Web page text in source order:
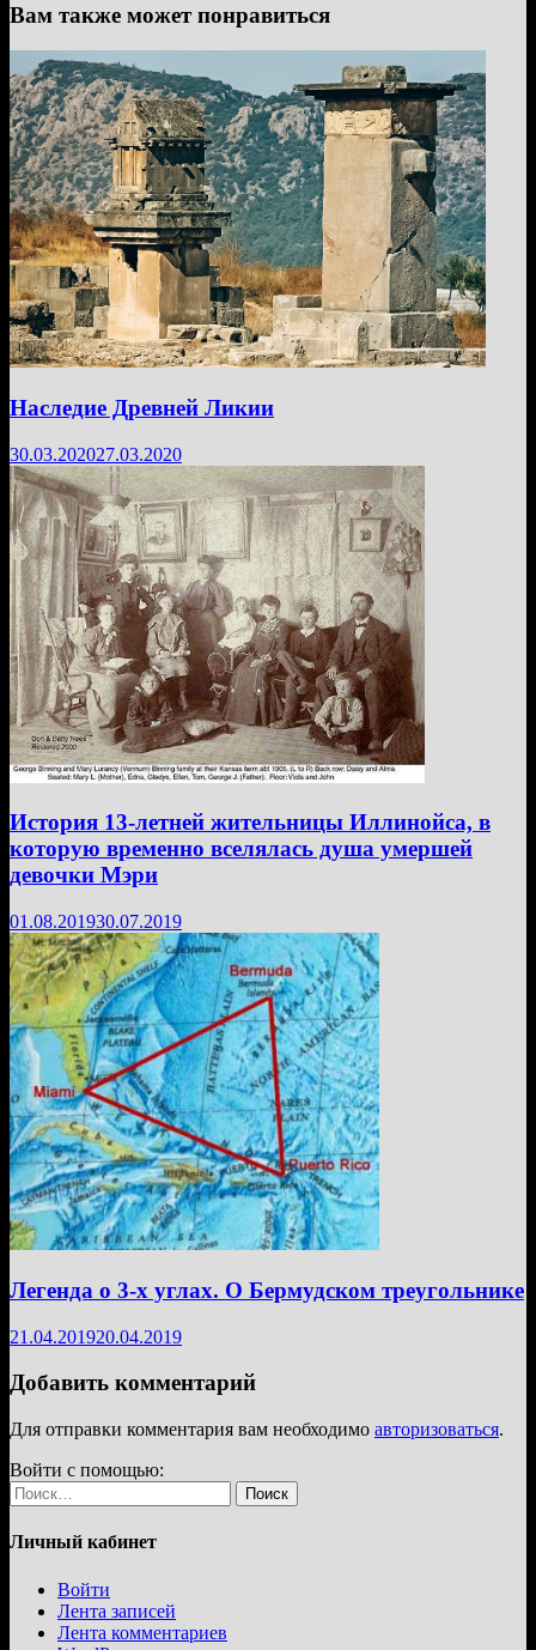
Вам также может понравиться
Наследие Древней Ликии
30.03.202027.03.2020
История 13-летней жительницы Иллинойса, в
которую временно вселялась душа умершей
девочки Мэри
01.08.201930.07.2019
Легенда о 3-х углах. О Бермудском треугольнике
21.04.201920.04.2019
Добавить комментарий
Для отправки комментария вам необходимо авторизоваться.
Войти с помощью:
Найти:
Личный кабинет
Войти
Лента записей
Лента комментариев